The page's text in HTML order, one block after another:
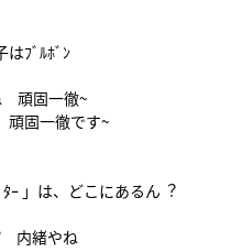
ﾌﾞﾙﾎﾞﾝ
頑固一徹~
固一徹です~
ﾀｰ 」は、どこにあるん︖
内緒やね